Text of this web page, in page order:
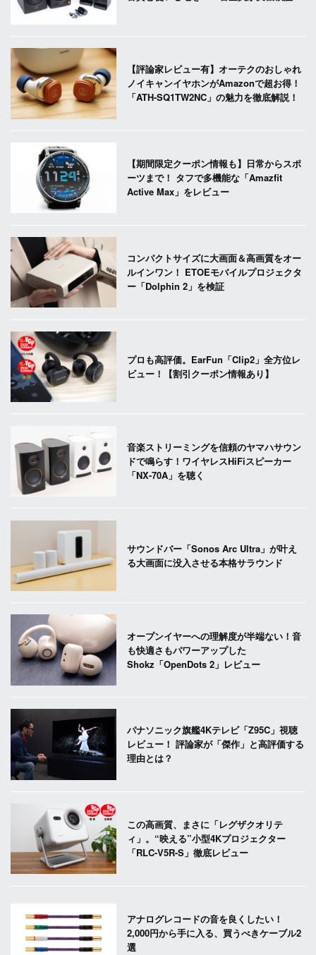
【評論家レビュー有】オーテクのおしゃれ
ノイキャンイヤホンがAmazonで超お得！
「ATH-SQ1TW2NC」の魅力を徹底解説！
【期間限定クーポン情報も】日常からスポ
ーツまで！ タフで多機能な「Amazfit
Active Max」をレビュー
コンパクトサイズに大画面＆高画質をオー
ルインワン！ ETOEモバイルプロジェクタ
ー「Dolphin 2」を検証
プロも高評価。EarFun「Clip2」全方位レ
ビュー！【割引クーポン情報あり】
音楽ストリーミングを信頼のヤマハサウン
ドで鳴らす！ワイヤレスHiFiスピーカー
「NX-70A」を聴く
サウンドバー「Sonos Arc Ultra」が叶え
る大画面に没入させる本格サラウンド
オープンイヤーへの理解度が半端ない！音
も快適さもパワーアップした
Shokz「OpenDots 2」レビュー
パナソニック旗艦4Kテレビ「Z95C」視聴
レビュー！ 評論家が「傑作」と高評価する
理由とは？
この高画質、まさに「レグザクオリテ
ィ」。“映える”小型4Kプロジェクター
「RLC-V5R-S」徹底レビュー
アナログレコードの音を良くしたい！
2,000円から手に入る、買うべきケーブル2
選